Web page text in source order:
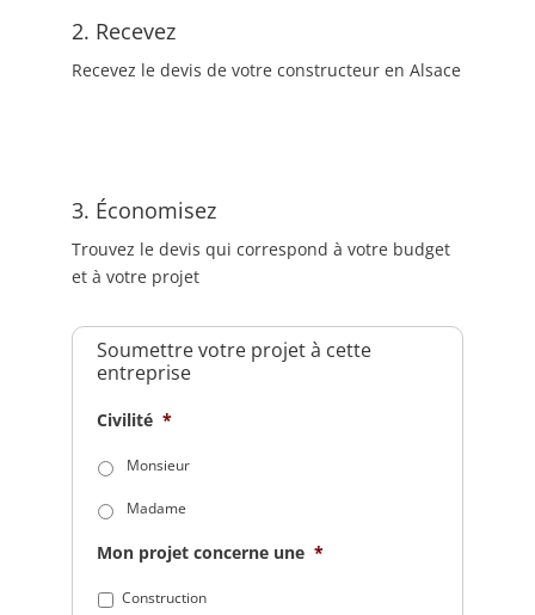
2. Recevez
Recevez le devis de votre constructeur en Alsace
3. Économisez
Trouvez le devis qui correspond à votre budget
et à votre projet
Soumettre votre projet à cette
entreprise
Civilité *
Monsieur
Madame
Mon projet concerne une *
Construction